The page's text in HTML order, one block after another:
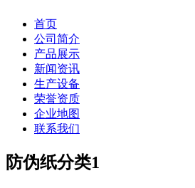
首页
公司简介
产品展示
新闻资讯
生产设备
荣誉资质
企业地图
联系我们
防伪纸分类1